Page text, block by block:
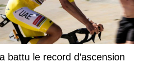
battu le record d’ascension